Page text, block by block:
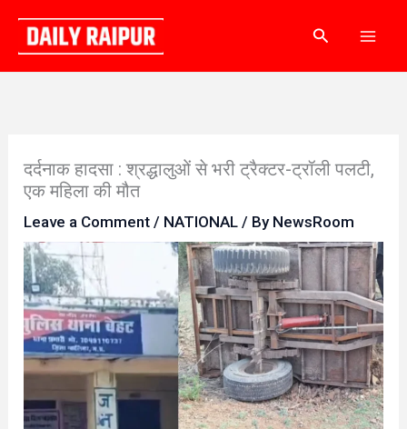
content
Search
दर्दनाक हादसा : श्रद्धालुओं से भरी ट्रैक्टर-ट्रॉली पलटी,
एक महिला की मौत
Leave a Comment / NATIONAL / By NewsRoom